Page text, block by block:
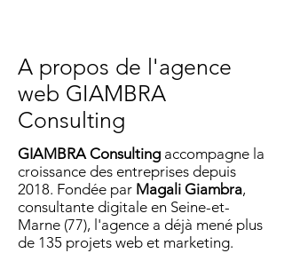
A propos de l'agence
web GIAMBRA
Consulting
GIAMBRA Consulting accompagne la
croissance des entreprises depuis
2018. Fondée par Magali Giambra,
consultante digitale en Seine-et-
Marne (77), l'agence a déjà mené plus
de 135 projets web et marketing.